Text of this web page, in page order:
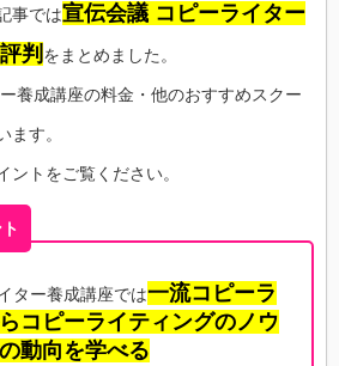
事では宣伝会議 コピーライター
判 をまとめました。
養成講座の料金・他のおすすめスクー
ます。
ントをご覧ください。
ター養成講座では一流コピーラ
コピーライティングのノウ
動向を学べる